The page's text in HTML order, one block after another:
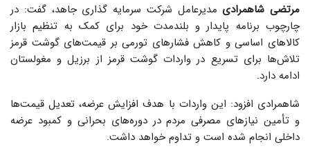
مرتضی شاهمرادی مدیرعامل شرکت سرمایه گذاری جاهد، گفت: در
چارچوب برنامه پایدار و بلندمدت خود برای کمک به تنظیم بازار
کالاهای اساسی و کاهش فشارهای تورمی بر قیمت‌های گوشت قرمز
تلاش‌ها برای تسریع در واردات گوشت قرمز از برزیل و مغولستان
ادامه دارد.
شاهمرادی افزود: این واردات با هدف افزایش عرضه، تعدیل قیمت‌ها
و تأمین نیازهای مصرفی مردم در دوره‌های بحرانی و کمبود عرضه
داخلی انجام شده است و تداوم خواهد داشت.